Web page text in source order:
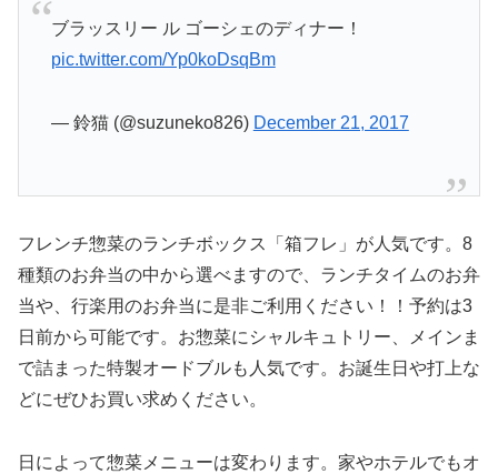
ブラッスリー ル ゴーシェのディナー！
pic.twitter.com/Yp0koDsqBm
— 鈴猫 (@suzuneko826) December 21, 2017
フレンチ惣菜のランチボックス「箱フレ」が人気です。8
種類のお弁当の中から選べますので、ランチタイムのお弁
当や、行楽用のお弁当に是非ご利用ください！！予約は3
日前から可能です。お惣菜にシャルキュトリー、メインま
で詰まった特製オードブルも人気です。お誕生日や打上な
どにぜひお買い求めください。
日によって惣菜メニューは変わります。家やホテルでもオ